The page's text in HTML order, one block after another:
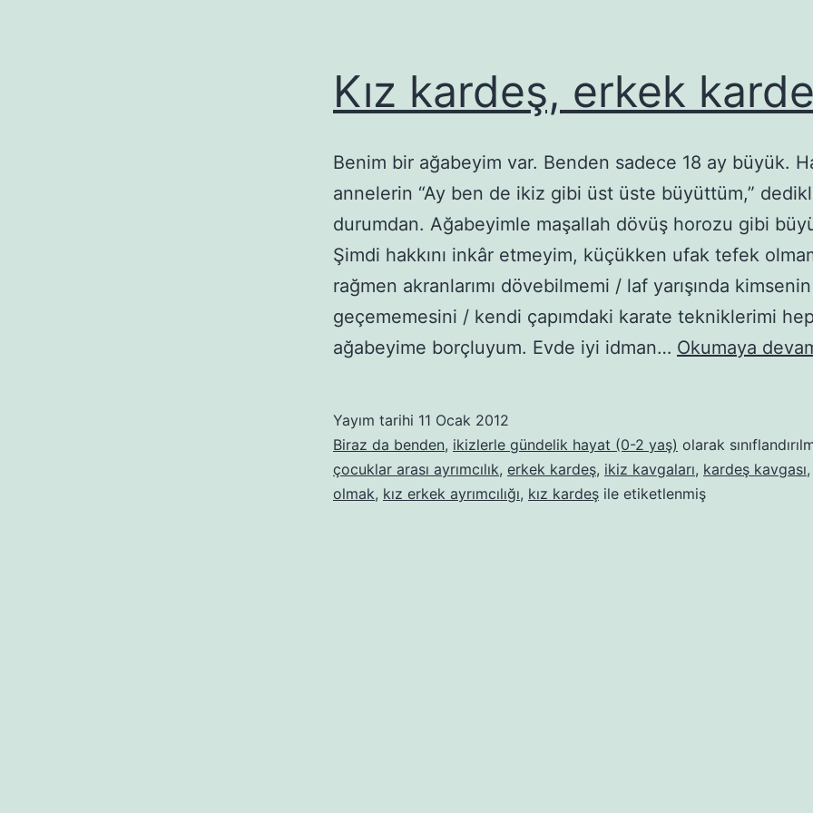
Kız kardeş, erkek
Benim bir ağabeyim var. Benden sadece 18 ay büyük.
annelerin “Ay ben de ikiz gibi üst üste büyüttüm,”
durumdan. Ağabeyimle maşallah dövüş horozu gibi
Şimdi hakkını inkâr etmeyim, küçükken ufak tefek
rağmen akranlarımı dövebilmemi / laf yarışında
geçememesini / kendi çapımdaki karate tekniklerimi hep
ağabeyime borçluyum. Evde iyi idman… Okumaya
Yayım tarihi 11 Ocak 2012
Biraz da benden, ikizlerle gündelik hayat (0-2 yaş) olarak
çocuklar arası ayrımcılık, erkek kardeş, ikiz kavgaları, kardeş kavgası,
olmak, kız erkek ayrımcılığı, kız kardeş ile etiketlenmiş